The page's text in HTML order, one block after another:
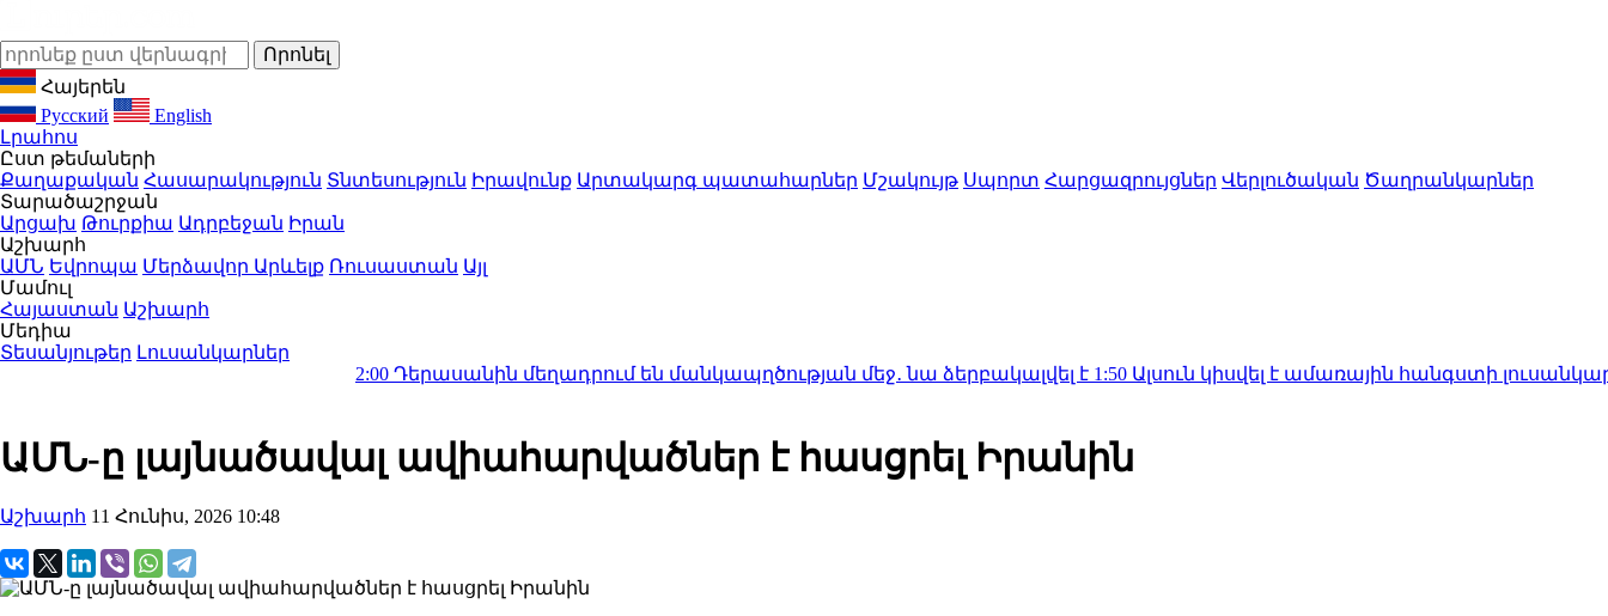
Հայերեն
Русский
English
Լրահոս
Ըստ թեմաների
Քաղաքական Հասարակություն Տնտեսություն Իրավունք Արտակարգ պատահարներ Մշակույթ Սպորտ Հարցազրույցներ Վերլուծական Ծաղրանկարներ
Տարածաշրջան
Արցախ Թուրքիա Ադրբեջան Իրան
Աշխարհ
ԱՄՆ Եվրոպա Մերձավոր Արևելք Ռուսաստան Այլ
Մամուլ
Հայաստան Աշխարհ
Մեդիա
Տեսանյութեր Լուսանկարներ
Դերասանին մեղադրում են մանկապղծության մեջ․ նա ձերբակալվել է1:50Ալսուն կիսվել է ամառային հանգստի լուսանկարներով
ԱՄՆ-ը լայնածավալ ավիահարվածներ է հասցրել Իրանին
Աշխարհ 11 Հունիս, 2026 10:48